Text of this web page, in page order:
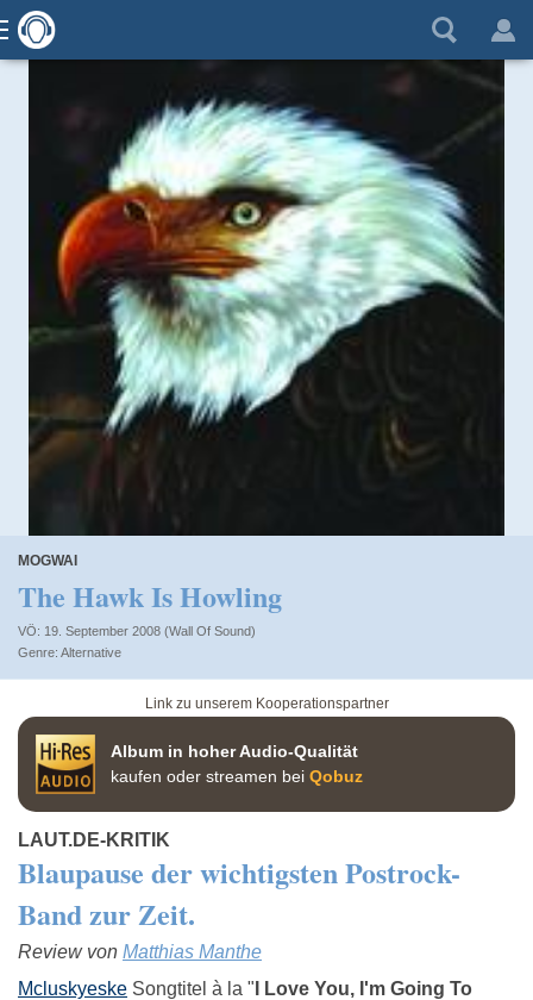
MOGWAI
The Hawk Is Howling
VÖ: 19. September 2008 (Wall Of Sound)
Alternative
Link zu unserem Kooperationspartner
Album in hoher Audio-Qualität
kaufen oder streamen bei Qobuz
LAUT.DE-KRITIK
Blaupause der wichtigsten Postrock-
Band zur Zeit.
Review von Matthias Manthe
Mcluskyeske Songtitel à la " I Love You, I'm Going To